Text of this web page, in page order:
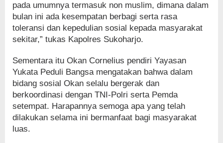
pada umumnya termasuk non muslim, dimana dalam
bulan ini ada kesempatan berbagi serta rasa
toleransi dan kepedulian sosial kepada masyarakat
sekitar,” tukas Kapolres Sukoharjo.
Sementara itu Okan Cornelius pendiri Yayasan
Yukata Peduli Bangsa mengatakan bahwa dalam
bidang sosial Okan selalu bergerak dan
berkoordinasi dengan TNI-Polri serta Pemda
setempat. Harapannya semoga apa yang telah
dilakukan selama ini bermanfaat bagi masyarakat
luas.